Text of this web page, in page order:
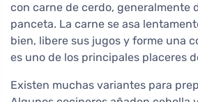
con carne de cerdo, generalmente
panceta. La carne se asa
bien, libere sus jugos y forme una
es uno de los principales placeres
Existen muchas variantes para